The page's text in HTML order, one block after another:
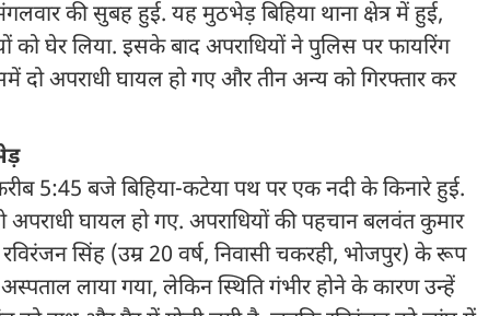
की सुबह हुई. यह मुठभेड़ बिहिया थाना क्षेत्र में हुई,
घेर लिया. इसके बाद अपराधियों ने पुलिस पर फायरिंग
दो अपराधी घायल हो गए और तीन अन्य को गिरफ्तार कर
5:45 बजे बिहिया-कटेया पथ पर एक नदी के किनारे हुई.
घायल हो गए. अपराधियों की पहचान बलवंत कुमार
सिंह (उम्र 20 वर्ष, निवासी चकरही, भोजपुर) के रूप
लाया गया, लेकिन स्थिति गंभीर होने के कारण उन्हें